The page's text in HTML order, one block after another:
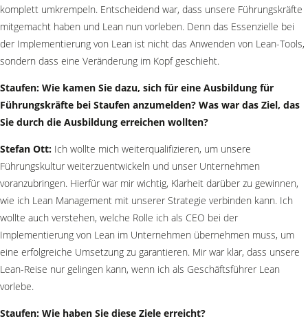
komplett umkrempeln. Entscheidend war, dass unsere Führungskräfte
mitgemacht haben und Lean nun vorleben. Denn das Essenzielle bei
der Implementierung von Lean ist nicht das Anwenden von Lean-Tools,
sondern dass eine Veränderung im Kopf geschieht.
Staufen: Wie kamen Sie dazu, sich für eine Ausbildung für
Führungskräfte bei Staufen anzumelden? Was war das Ziel, das
Sie durch die Ausbildung erreichen wollten?
Stefan Ott: Ich wollte mich weiterqualifizieren, um unsere
Führungskultur weiterzuentwickeln und unser Unternehmen
voranzubringen. Hierfür war mir wichtig, Klarheit darüber zu gewinnen,
wie ich Lean Management mit unserer Strategie verbinden kann. Ich
wollte auch verstehen, welche Rolle ich als CEO bei der
Implementierung von Lean im Unternehmen übernehmen muss, um
eine erfolgreiche Umsetzung zu garantieren. Mir war klar, dass unsere
Lean-Reise nur gelingen kann, wenn ich als Geschäftsführer Lean
vorlebe.
Staufen: Wie haben Sie diese Ziele erreicht?